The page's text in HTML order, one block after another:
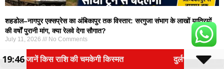
शहडोल–नागपुर एक्सप्रेस का अंबिकापुर तक विस्तार: सरगुजा संभाग के लाखों यात्रियों
की वर्षों पुरानी मांग, क्या रेलवे देगा सौगात?
July 11, 2026 No Comments
Read More » दुर्लभ पैंगोलिन तस्करी मामले में आरोपी की जमानत
19:47